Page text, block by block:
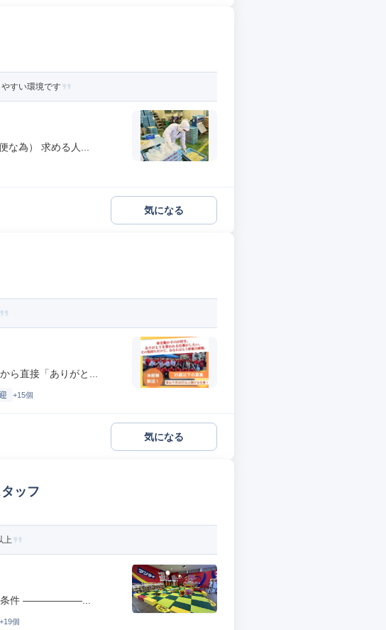
すい環境です
な為） 求める人...
気になる
ら直接「ありがと...
+15個
気になる
ッフ
上
須条件 ――――――...
+19個